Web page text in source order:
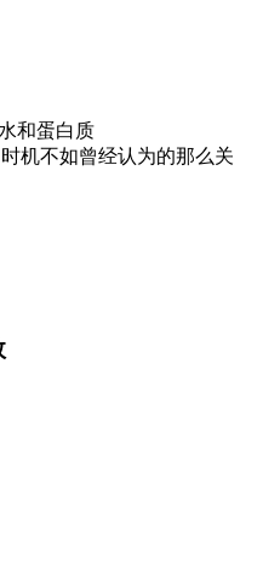
和蛋白质
机不如曾经认为的那么关